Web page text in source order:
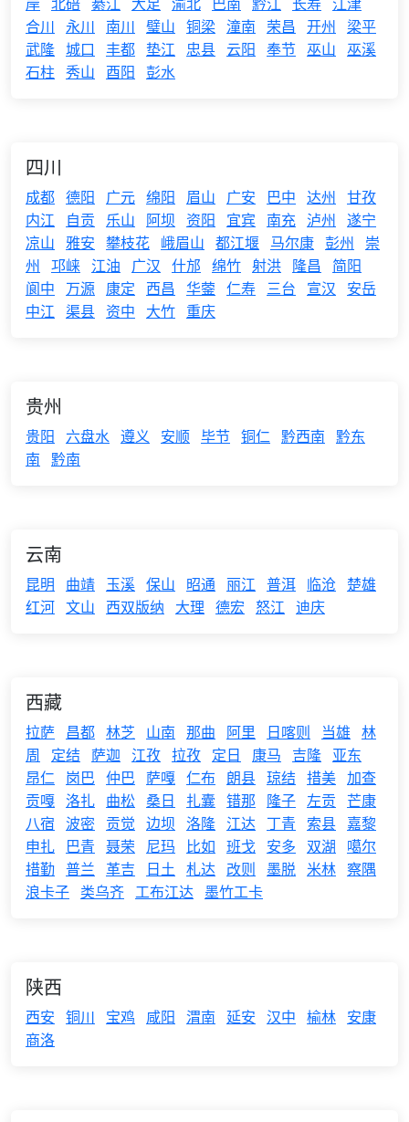
合川 永川 南川 璧山 铜梁 潼南 荣昌 开州
梁平
武隆 城口 丰都 垫江 忠县 云阳 奉节 巫山 巫溪
石柱 秀山 酉阳 彭水
四川
成都 德阳 广元 绵阳 眉山 广安 巴中 达州 甘孜
内江
自贡 乐山 阿坝 资阳 宜宾 南充 泸州 遂宁
凉山 雅安 攀枝花 峨眉山 都江堰 马尔康 彭州
崇
州 邛崃 江油 广汉 什邡 绵竹 射洪 隆昌
简阳
阆中
万源 康定 西昌 华蓥 仁寿 三台 宣汉
安岳
中江
渠县 资中 大竹 重庆
贵州
贵阳 六盘水 遵义 安顺 毕节 铜仁 黔西南 黔东
南 黔南
云南
昆明 曲靖 玉溪 保山 昭通 丽江 普洱 临沧
楚雄
红河 文山 西双版纳 大理 德宏 怒江 迪庆
西藏
拉萨 昌都 林芝 山南 那曲 阿里 日喀则 当雄 林
周
定结 萨迦 江孜 拉孜 定日 康马 吉隆 亚东
昂仁 岗巴 仲巴 萨嘎 仁布 朗县 琼结 措美 加查
贡嘎 洛扎 曲松 桑日 扎囊 错那 隆子 左贡 芒康
八宿 波密 贡觉 边坝 洛隆 江达 丁青 索县 嘉黎
申扎
巴青 聂荣 尼玛 比如 班戈 安多 双湖
噶尔
措勤 普兰 革吉 日土 札达 改则 墨脱 米林 察隅
浪卡子 类乌齐 工布江达 墨竹工卡
陕西
西安 铜川 宝鸡 咸阳 渭南 延安 汉中 榆林 安康
商洛